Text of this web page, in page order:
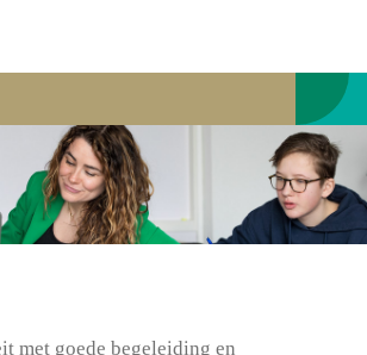
met goede begeleiding en